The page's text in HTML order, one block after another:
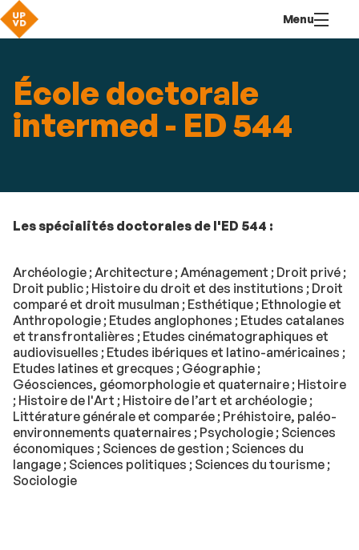
contenu
Menu
École doctorale
intermed - ED 544
Les spécialités doctorales de l'ED 544 :
Archéologie ; Architecture ; Aménagement ; Droit privé ;
Droit public ; Histoire du droit et des institutions ; Droit
comparé et droit musulman ; Esthétique ; Ethnologie et
Anthropologie ; Etudes anglophones ; Etudes catalanes
et transfrontalières ; Etudes cinématographiques et
audiovisuelles ; Etudes ibériques et latino-américaines ;
Etudes latines et grecques ; Géographie ;
Géosciences, géomorphologie et quaternaire ; Histoire
; Histoire de l'Art ; Histoire de l’art et archéologie ;
Littérature générale et comparée ; Préhistoire, paléo-
environnements quaternaires ; Psychologie ; Sciences
économiques ; Sciences de gestion ; Sciences du
langage ; Sciences politiques ; Sciences du tourisme ;
Sociologie